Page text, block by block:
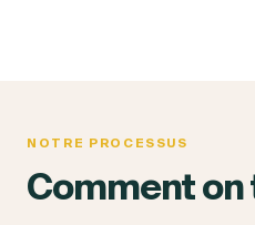
NOTRE PROCESSUS
Comment on